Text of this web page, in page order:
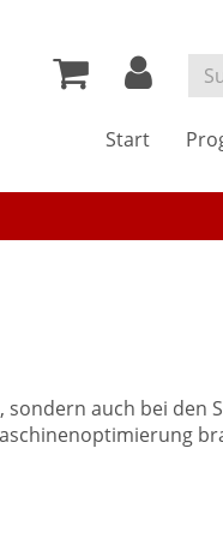
Start
auch bei den